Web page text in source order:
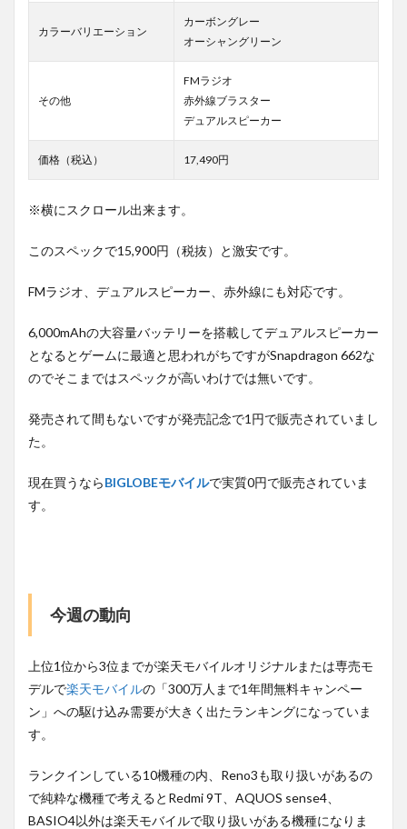
カラーバリエーション
カーボングレー
オーシャングリーン
その他
FMラジオ
赤外線ブラスター
デュアルスピーカー
価格（税込） 17,490円
※横にスクロール出来ます。
このスペックで15,900円（税抜）と激安です。
FMラジオ、デュアルスピーカー、赤外線にも対応です。
6,000mAhの大容量バッテリーを搭載してデュアルスピーカー
となるとゲームに最適と思われがちですがSnapdragon 662な
のでそこまではスペックが高いわけでは無いです。
発売されて間もないですが発売記念で1円で販売されていまし
た。
現在買うならBIGLOBEモバイルで実質0円で販売されていま
す。
今週の動向
上位1位から3位までが楽天モバイルオリジナルまたは専売モ
デルで楽天モバイルの「300万人まで1年間無料キャンペー
ン」への駆け込み需要が大きく出たランキングになっていま
す。
ランクインしている10機種の内、Reno3も取り扱いがあるの
で純粋な機種で考えるとRedmi 9T、AQUOS sense4、
BASIO4以外は楽天モバイルで取り扱いがある機種になりま